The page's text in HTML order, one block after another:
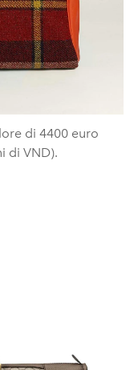
di 4400 euro
di VND).